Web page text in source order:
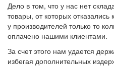
Дело в том, что у нас нет
товары, от которых
у производителей только то
оплачено нашими клиентами.
За счет этого нам удается
избегая дополнительных